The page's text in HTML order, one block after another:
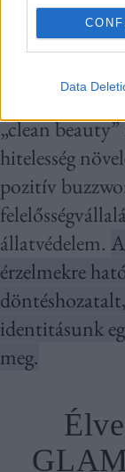
Data
Ez a
nevezünk –
készteti őket,
vásároljanak.
„clean
hitelesség
pozitív
állatvédelem.
érzelmekre
identitásunk
meg.